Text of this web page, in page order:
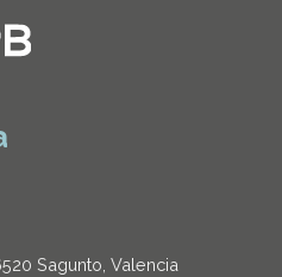
Sagunto, Valencia